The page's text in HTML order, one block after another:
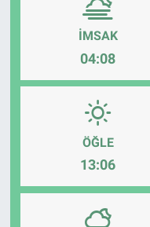
İMSAK
04:08
ÖĞLE
13:06